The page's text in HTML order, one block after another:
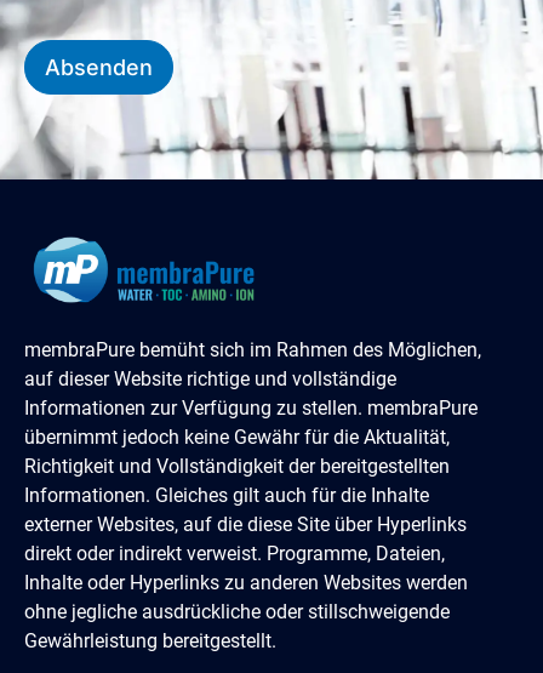
Absenden
membraPure bemüht sich im Rahmen des Möglichen,
auf dieser Website richtige und vollständige
Informationen zur Verfügung zu stellen. membraPure
übernimmt jedoch keine Gewähr für die Aktualität,
Richtigkeit und Vollständigkeit der bereitgestellten
Informationen. Gleiches gilt auch für die Inhalte
externer Websites, auf die diese Site über Hyperlinks
direkt oder indirekt verweist. Programme, Dateien,
Inhalte oder Hyperlinks zu anderen Websites werden
ohne jegliche ausdrückliche oder stillschweigende
Gewährleistung bereitgestellt.